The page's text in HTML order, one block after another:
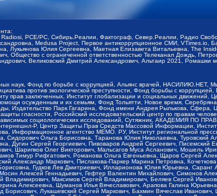
PCE/PC, Сибирь.Реалии, Фактограф, Север.Реалии, Радио
Medusa Project, Первое антикоррупционное СМИ,
Юлия Сергеевна, Маетная Елизавета Витальевна, The
Общество с ограниченной ответственностью Телеканал Дождь,
Великовский Дмитрий Александрович, Альтаир 2021, Ромашки
наук, Фонд по борьбе с коррупцией, Альянс врачей,
против экологической преступности, Фонд борьбы с
прав заключенных, Институт глобализации и социальных
осужденным и их семьям, Фонд Тольятти, Новое время,
Издательство Парк Гагарина, Фонд имени Андрея Рылькова,
гласности, Российский исследовательский центр по правам
социологических исследований, Сутяжник, АКАДЕМИЯ ПО
Р, Центр Защиты Прав Средств Массовой Информации,
Информационное агентство МЕМО. РУ, Институт региональной
Ольга Борисовна, Таранова Юлия Николаевна, Туровский
Сергей Георгиевич, Пивоваров Андрей Сергеевич, Писемский
Шарипков Олег Викторович, Мальсагов Муса Асланович, Мошель
Тимур Рифгатович, Романова Ольга Евгеньевна, Щаров Сергей
Александр Маркович, Пислакова-Паркер Марина Петровна,
Гудков Лев Дмитриевич, Илларионова Юлия Юрьевна,
Алексей Геннадьевич, Гефтер Валентин Михайлович, Симонов
Максимов Сергей Владимирович, Беляев Сергей
Алексеевна, Шуманов Илья Вячеславович, Арапова Галина
Лукашевский Сергей Маркович, Бахмин Вячеслав